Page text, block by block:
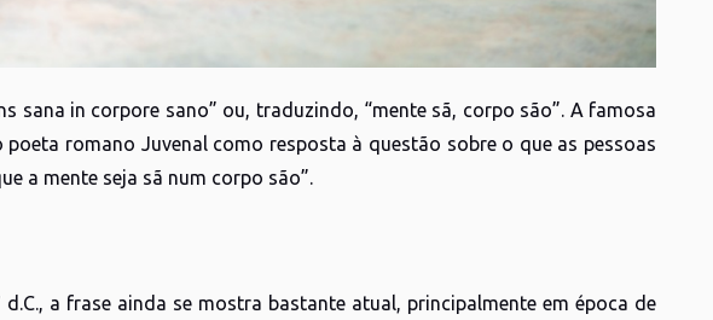
sana in corpore sano” ou, traduzindo, “mente sã, corpo são”. A famosa
romano Juvenal como resposta à questão sobre o que as pessoas
a mente seja sã num corpo são”.
a frase ainda se mostra bastante atual, principalmente em época de